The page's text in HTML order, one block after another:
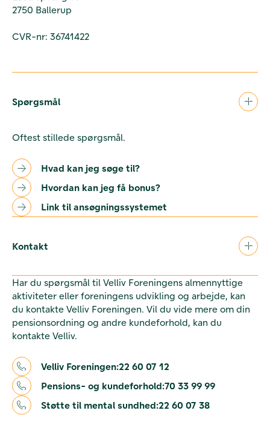
2750 Ballerup
CVR-nr: 36741422
Spørgsmål
Oftest stillede spørgsmål.
Hvad kan jeg søge til?
Hvordan kan jeg få bonus?
Link til ansøgningssystemet
Kontakt
Har du spørgsmål til Velliv Foreningens almennyttige
aktiviteter eller foreningens udvikling og arbejde, kan
du kontakte Velliv Foreningen. Vil du vide mere om din
pensionsordning og andre kundeforhold, kan du
kontakte Velliv.
Velliv Foreningen:22 60 07 12
Pensions- og kundeforhold:70 33 99 99
Støtte til mental sundhed:22 60 07 38